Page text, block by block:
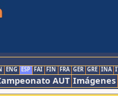
ENG ESP FAI FIN FRA GER GRE INA
AUT Imágenes